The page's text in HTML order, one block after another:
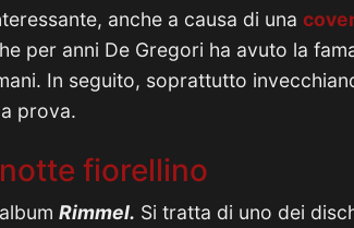
anche a causa di una
per anni De Gregori ha avuto la
In seguito, soprattutto
prova.
fiorellino
Rimmel. Si tratta di uno dei